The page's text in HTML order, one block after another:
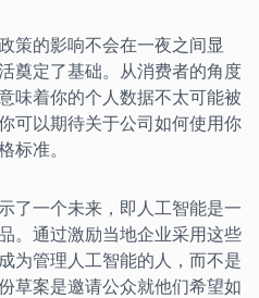
策的影响不会在一夜之间显
奠定了基础。从消费者的角度
味着你的个人数据不太可能被
可以期待关于公司如何使用你
标准。
了一个未来，即人工智能是一
。通过激励当地企业采用这些
为管理人工智能的人，而不是
草案是邀请公众就他们希望如